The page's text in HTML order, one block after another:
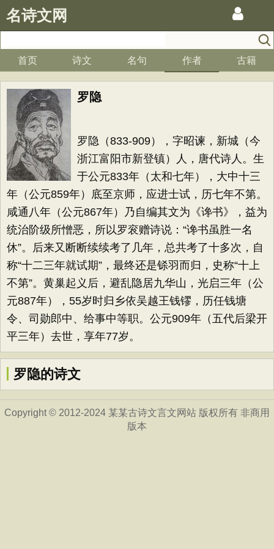
名诗文网
首页 诗文 名句 作者 古籍
罗隐
罗隐（833-909），字昭谏，新城（今
浙江富阳市新登镇）人，唐代诗人。生
于公元833年（太和七年），大中十三
年（公元859年）底至京师，应进士试，历七年不第。
咸通八年（公元867年）乃自编其文为《谗书》，益为
统治阶级所憎恶，所以罗衮赠诗说：“谗书虽胜一名
休”。后来又断断续续考了几年，总共考了十多次，自
称“十二三年就试期”，最终还是铩羽而归，史称“十上
不第”。黄巢起义后，避乱隐居九华山，光启三年（公
元887年），55岁时归乡依吴越王钱镠，历任钱塘
令、司勋郎中、给事中等职。公元909年（五代后梁开
平三年）去世，享年77岁。
罗隐的诗文
Copyright © 2012-2024 某某古诗文言文网站 版权所有 非商用
版本